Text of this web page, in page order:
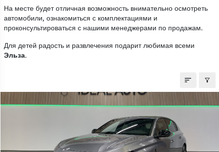
На месте будет отличная возможность внимательно осмотреть
автомобили, ознакомиться с комплектациями и
проконсультироваться с нашими менеджерами по продажам.
Для детей радость и развлечения подарит любимая всеми
Эльза.